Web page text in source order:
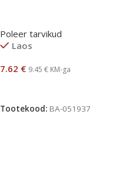
Poleer tarvikud
Laos
7.62 € 9.45 € KM-ga
Tootekood: BA-051937